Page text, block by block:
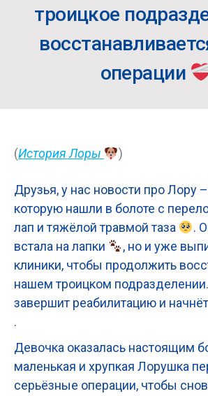
троицкое
операции
(История Лоры )
Друзья, у нас новости про Лору
которую нашли в болоте с
лап и тяжёлой травмой таза
.
встала на лапки
, но и уже
клиники, чтобы продолжить
нашем троицком
завершит реабилитацию и
.
Девочка оказалась настоящим
маленькая и хрупкая Лорушка
серьёзные операции, чтобы